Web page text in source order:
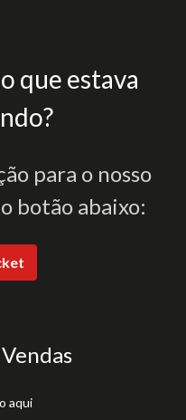
que estava
para o nosso
botão abaixo:
aqui